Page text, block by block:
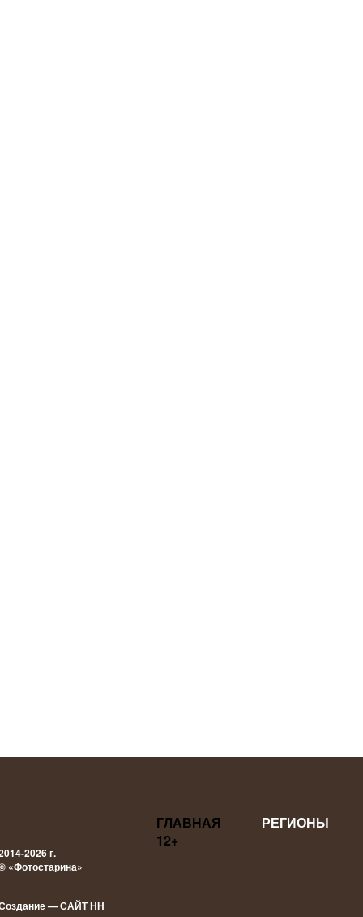
2026 г.
«Фотостарина»
—САЙТ НН
ГЛАВНАЯ
РЕГИОНЫ
12+